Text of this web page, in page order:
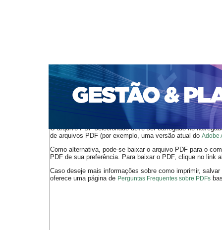
CAPA SOBRE ACESSO CADASTRO
PORTAL DE REVISTAS DA UNIFACS
SUBMISSÕES
PARA SUBMISSÃO DE ARTIGOS
TUTORIAL PARA
Capa Magalhães
O arquivo PDF selecionado deve ser carregado no
de arquivos PDF (por exemplo, uma versão atual do Adobe
Como alternativa, pode-se baixar o arquivo PDF para o
PDF de sua preferência. Para baixar o PDF, clique no link
Caso deseje mais informações sobre como imprimir,
oferece uma página de Perguntas Frequentes sobre PDFs